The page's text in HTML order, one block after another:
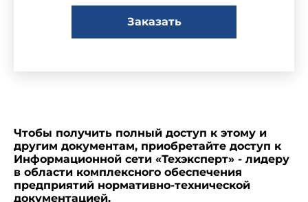
Заказать
Чтобы получить полный доступ к этому и
другим документам, приобретайте доступ к
Информационной сети «Техэксперт» - лидеру
в области комплексного обеспечения
предприятий нормативно-технической
документацией.